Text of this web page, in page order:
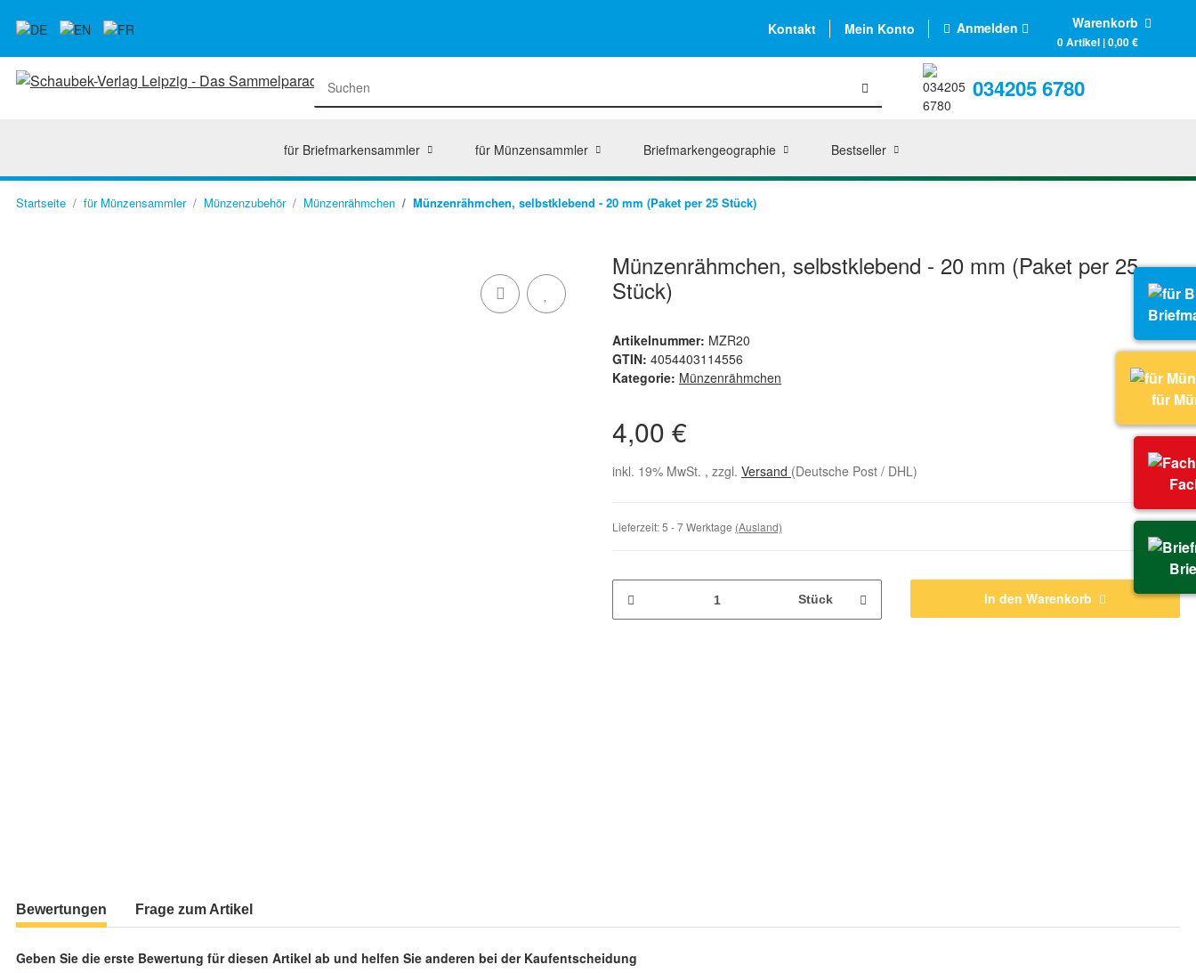
Kontakt Mein Konto Anmelden Warenkorb
0 Artikel | 0,00 €
034205 6780
für Briefmarkensammler für Münzensammler Briefmarkengeographie Bestseller
Startseite für Münzensammler Münzenzubehör Münzenrähmchen Münzenrähmchen, selbstklebend - 20 mm (Paket per 25 Stück)
Münzenrähmchen, selbstklebend - 20 mm (Paket per 25
Stück)
Artikelnummer: MZR20
GTIN: 4054403114556
Kategorie: Münzenrähmchen
4,00 €
inkl. 19% MwSt. , zzgl. Versand (Deutsche Post / DHL)
Lieferzeit:5 - 7 Werktage (Ausland)
Stück In den Warenkorb
Bewertungen Frage zum Artikel
Geben Sie die erste Bewertung für diesen Artikel ab und helfen Sie anderen bei der Kaufentscheidung
für